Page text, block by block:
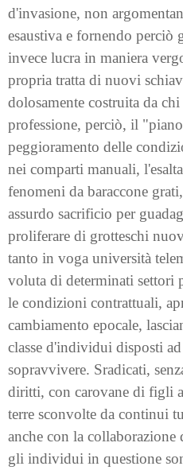
d'invasione, non
esaustiva e fornendo perciò
invece lucra in maniera
propria tratta di nuovi
dolosamente costruita da
professione, perciò, il
peggioramento delle
nei comparti manuali,
fenomeni da baraccone
assurdo sacrificio per
proliferare di grotteschi
tanto in voga università
voluta di determinati settori
le condizioni contrattuali,
cambiamento epocale,
classe d'individui disposti
sopravvivere. Sradicati,
diritti, con carovane di figli
terre sconvolte da continui
anche con la collaborazione
gli individui in questione